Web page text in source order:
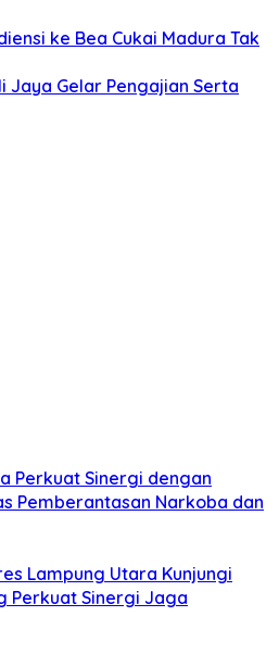
ke Bea Cukai Madura Tak
Jaya Gelar Pengajian Serta
Perkuat Sinergi dengan
Pemberantasan Narkoba dan
Lampung Utara Kunjungi
Perkuat Sinergi Jaga